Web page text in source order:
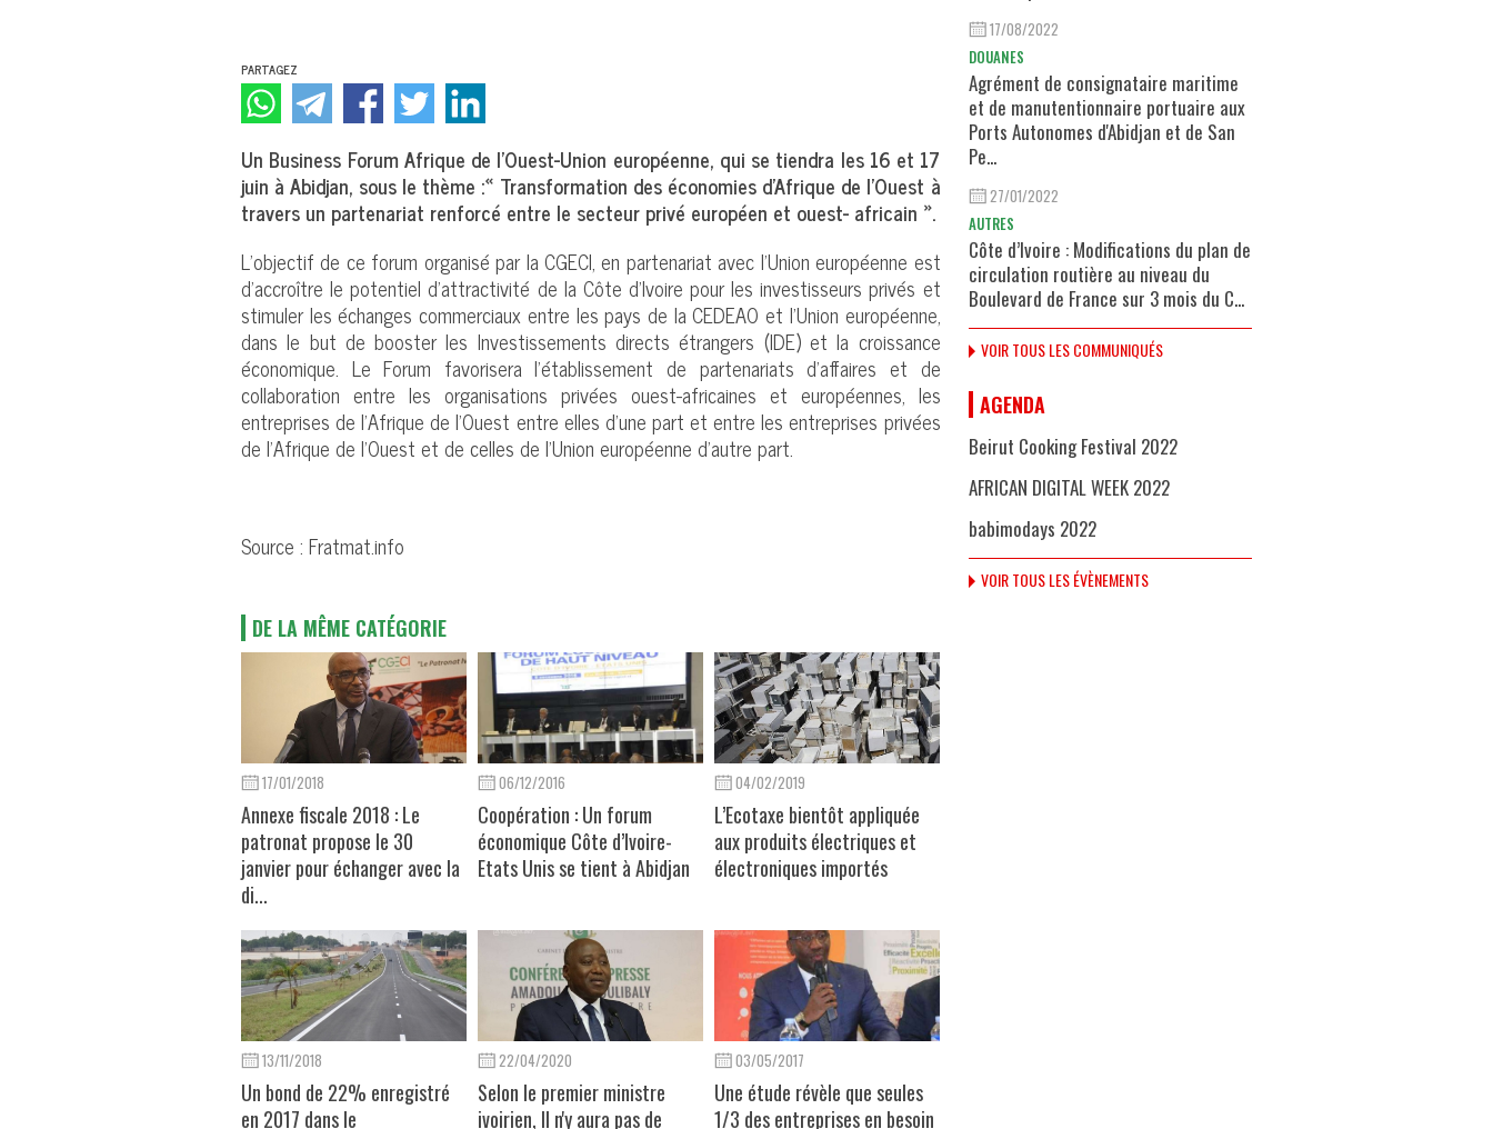
PARTAGEZ
Un Business Forum Afrique de l’Ouest-Union européenne, qui se tiendra les 16 et 17
juin à Abidjan, sous le thème :« Transformation des économies d’Afrique de l’Ouest à
travers un partenariat renforcé entre le secteur privé européen et ouest- africain ».
L’objectif de ce forum organisé par la CGECI, en partenariat avec l’Union européenne est
d’accroître le potentiel d’attractivité de la Côte d’Ivoire pour les investisseurs privés et
stimuler les échanges commerciaux entre les pays de la CEDEAO et l’Union européenne,
dans le but de booster les Investissements directs étrangers (IDE) et la croissance
économique. Le Forum favorisera l’établissement de partenariats d’affaires et de
collaboration entre les organisations privées ouest-africaines et européennes, les
entreprises de l’Afrique de l’Ouest entre elles d’une part et entre les entreprises privées
de l’Afrique de l’Ouest et de celles de l’Union européenne d’autre part.
Source : Fratmat.info
DE LA MÊME CATÉGORIE
17/01/2018
Annexe fiscale 2018 : Le
patronat propose le 30
janvier pour échanger avec la
di...
06/12/2016
Coopération : Un forum
économique Côte d’Ivoire-
Etats Unis se tient à Abidjan
04/02/2019
L’Ecotaxe bientôt appliquée
aux produits électriques et
électroniques importés
13/11/2018
Un bond de 22% enregistré
en 2017 dans le
22/04/2020
Selon le premier ministre
ivoirien, Il n'y aura pas de
03/05/2017
Une étude révèle que seules
1/3 des entreprises en besoin
17/08/2022
DOUANES
Agrément de consignataire maritime
et de manutentionnaire portuaire aux
Ports Autonomes d'Abidjan et de San
Pe...
27/01/2022
AUTRES
Côte d’Ivoire : Modifications du plan de
circulation routière au niveau du
Boulevard de France sur 3 mois du C...
VOIR TOUS LES COMMUNIQUÉS
AGENDA
Beirut Cooking Festival 2022
AFRICAN DIGITAL WEEK 2022
babimodays 2022
VOIR TOUS LES ÉVÈNEMENTS